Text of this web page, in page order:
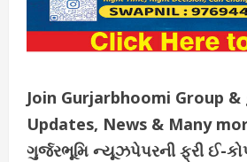
Join Gurjarbhoomi Group
Updates, News & Many
ગુર્જરભૂમિ ન્યૂઝપેપરની ફ્રી ઈ-